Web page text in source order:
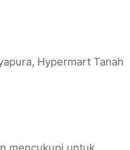
Hypermart Tanah